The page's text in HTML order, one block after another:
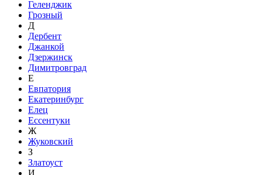
Геленджик
Грозный
Д
Дербент
Джанкой
Дзержинск
Димитровград
Е
Евпатория
Екатеринбург
Елец
Ессентуки
Ж
Жуковский
З
Златоуст
И